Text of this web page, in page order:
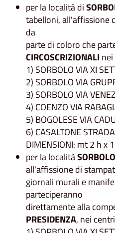
per la località di
tabelloni, all'affissione
da
parte di coloro che
CIRCOSCRIZIONALI
1) SORBOLO VIA XI
2) SORBOLO VIA
3) SORBOLO VIA
4) COENZO VIA
5) BOGOLESE VIA
6) CASALTONE
DIMENSIONI: mt 2 h x
per la localitàSORBOLO
all'affissione di
giornali murali e
parteciperanno
direttamente alla
PRESIDENZA, nei